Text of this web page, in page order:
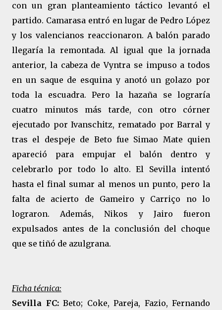
con un gran planteamiento táctico levantó el
partido. Camarasa entró en lugar de Pedro López
y los valencianos reaccionaron. A balón parado
llegaría la remontada. Al igual que la jornada
anterior, la cabeza de Vyntra se impuso a todos
en un saque de esquina y anotó un golazo por
toda la escuadra. Pero la hazaña se lograría
cuatro minutos más tarde, con otro córner
ejecutado por Ivanschitz, rematado por Barral y
tras el despeje de Beto fue Simao Mate quien
apareció para empujar el balón dentro y
celebrarlo por todo lo alto. El Sevilla intentó
hasta el final sumar al menos un punto, pero la
falta de acierto de Gameiro y Carriço no lo
lograron. Además, Nikos y Jairo fueron
expulsados antes de la conclusión del choque
que se tiñó de azulgrana.
Ficha técnica:
Sevilla FC: Beto; Coke, Pareja, Fazio, Fernando